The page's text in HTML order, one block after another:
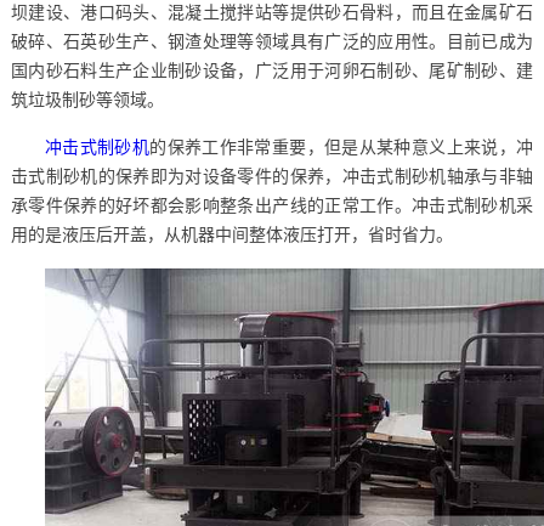
坝建设、港口码头、混凝土搅拌站等提供砂石骨料，而且在金属矿石
破碎、石英砂生产、钢渣处理等领域具有广泛的应用性。目前已成为
国内砂石料生产企业制砂设备，广泛用于河卵石制砂、尾矿制砂、建
筑垃圾制砂等领域。
冲击式制砂机的保养工作非常重要，但是从某种意义上来说，冲
击式制砂机的保养即为对设备零件的保养，冲击式制砂机轴承与非轴
承零件保养的好坏都会影响整条出产线的正常工作。冲击式制砂机采
用的是液压后开盖，从机器中间整体液压打开，省时省力。